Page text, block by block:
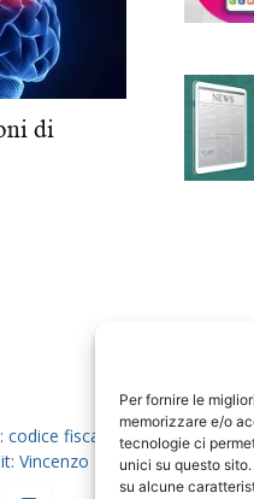
Per fornire le
memorizzare e/o
tecnologie ci
unici su questo
su alcune
di
fiscale 80069130583
Vincenzo D'Anna